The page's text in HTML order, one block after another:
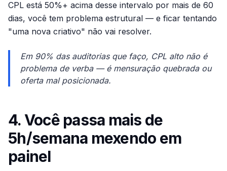
CPL está 50%+ acima desse intervalo por mais de 60
dias, você tem problema estrutural — e ficar tentando
"uma nova criativo" não vai resolver.
Em 90% das auditorias que faço, CPL alto não é
problema de verba — é mensuração quebrada ou
oferta mal posicionada.
4. Você passa mais de
5h/semana mexendo em
painel